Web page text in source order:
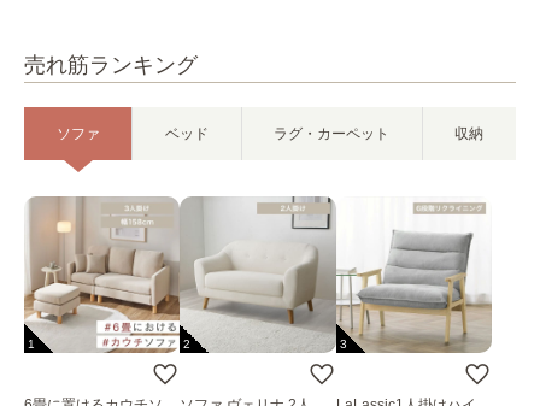
売れ筋ランキング
ソファ ベッド ラグ・カーペット 収納
1 2 3